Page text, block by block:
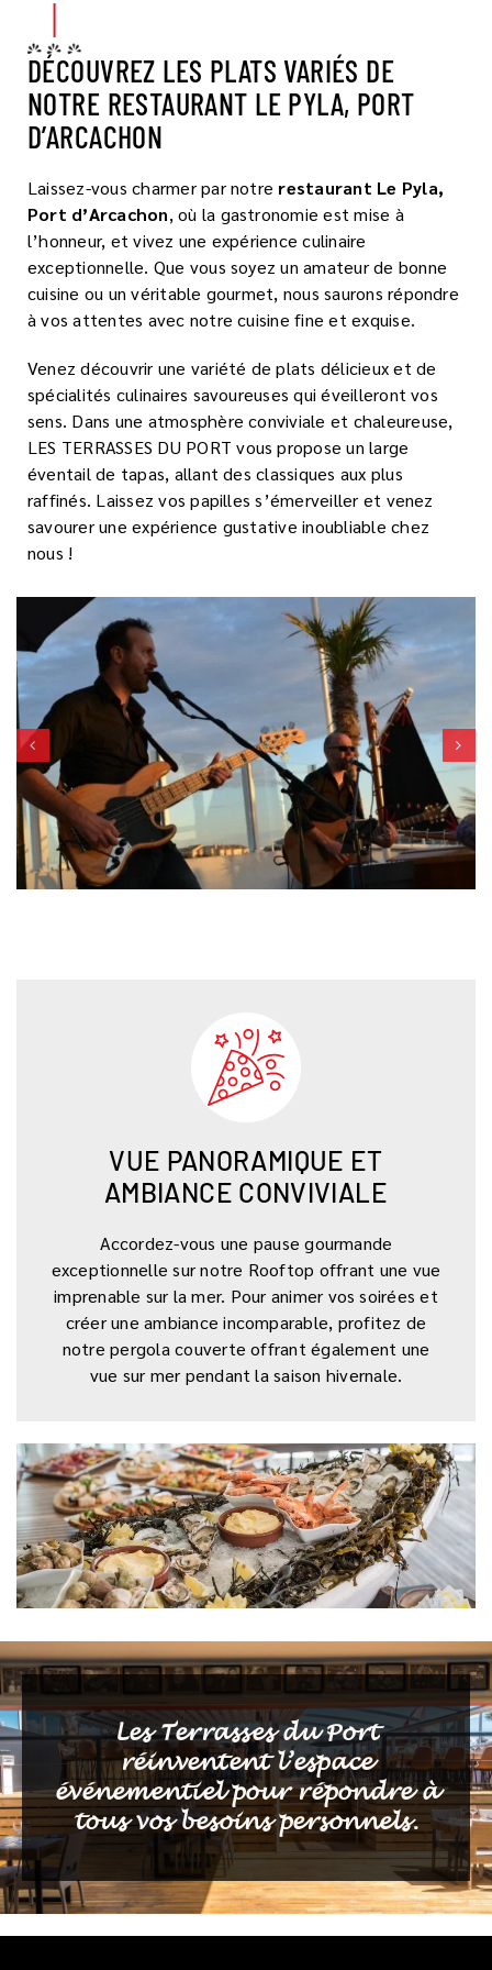
DÉCOUVREZ LES PLATS VARIÉS DE
NOTRE RESTAURANT LE PYLA, PORT
D’ARCACHON
Laissez-vous charmer par notre restaurant Le Pyla,
Port d’Arcachon, où la gastronomie est mise à
l’honneur, et vivez une expérience culinaire
exceptionnelle. Que vous soyez un amateur de bonne
cuisine ou un véritable gourmet, nous saurons répondre
à vos attentes avec notre cuisine fine et exquise.
Venez découvrir une variété de plats délicieux et de
spécialités culinaires savoureuses qui éveilleront vos
sens. Dans une atmosphère conviviale et chaleureuse,
LES TERRASSES DU PORT vous propose un large
éventail de tapas, allant des classiques aux plus
raffinés. Laissez vos papilles s’émerveiller et venez
savourer une expérience gustative inoubliable chez
nous !
VUE PANORAMIQUE ET
AMBIANCE CONVIVIALE
Accordez-vous une pause gourmande
exceptionnelle sur notre Rooftop offrant une vue
imprenable sur la mer. Pour animer vos soirées et
créer une ambiance incomparable, profitez de
notre pergola couverte offrant également une
vue sur mer pendant la saison hivernale.
Les Terrasses du Port
réinventent l’espace
événementiel pour répondre à
tous vos besoins personnels.